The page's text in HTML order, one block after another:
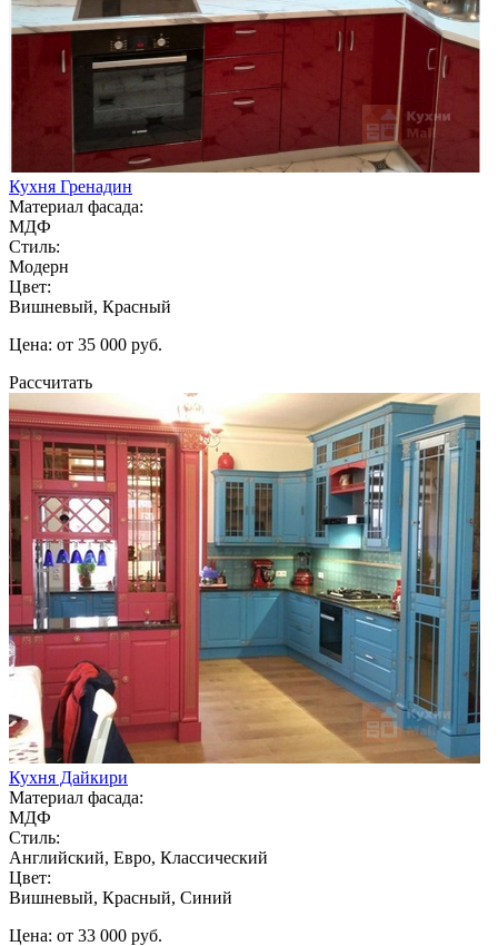
Кухня Гренадин
Материал фасада:
МДФ
Стиль:
Модерн
Цвет:
Вишневый, Красный
Цена: от 35 000 руб.
Рассчитать
Кухня Дайкири
Материал фасада:
МДФ
Стиль:
Английский, Евро, Классический
Цвет:
Вишневый, Красный, Синий
Цена: от 33 000 руб.